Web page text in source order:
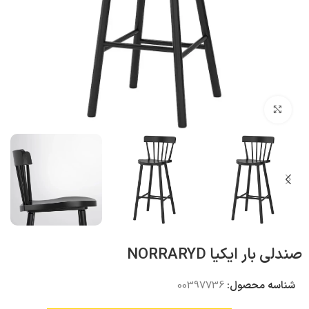
صندلی بار ایکیا NORRARYD
شناسه محصول:00397736